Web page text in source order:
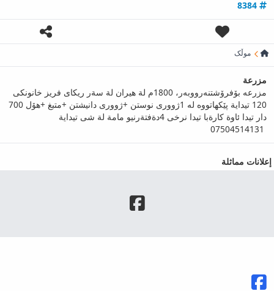
موڵک
مزرعة
مزرعە بۆفرۆشتنەرووبەر، 1800م لة هيران لة سةر ريكاى فريز خانونكى
120 تيداية پێکهاتووە له 1ژووری نوستن +ژووری دانیشتن +متبغ +هۆل 700
دار تيدا ئاوة كارةبا تيدا نرخى 4دةفتةرنيو مامة لة شى تيداية
إعلانات مماثلة